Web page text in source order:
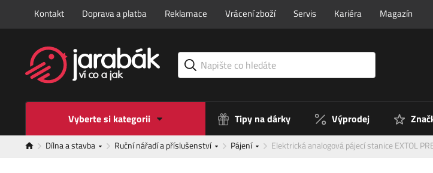
Kontakt Doprava a platba Reklamace Vrácení zboží Servis Kariéra Magazín
Vyberte si kategorii Tipy na dárky Výprodej
Dílna a stavba Ruční nářadí a příslušenství Pájení Elektrická analogová pájecí stanice EXTOL